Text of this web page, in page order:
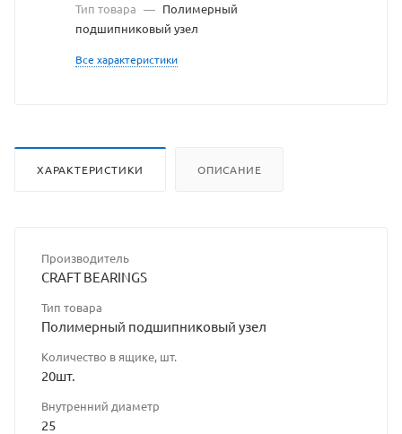
владельца
сайта
Тип товара — Полимерный
подшипниковый узел
Все характеристики
ХАРАКТЕРИСТИКИ ОПИСАНИЕ
Производитель
CRAFT BEARINGS
Тип товара
Полимерный подшипниковый узел
Количество в ящике, шт.
20шт.
Внутренний диаметр
25